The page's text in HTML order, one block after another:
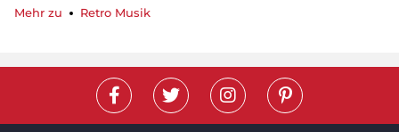
Mehr zu Retro Musik